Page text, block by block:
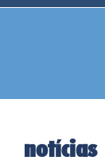
notícias